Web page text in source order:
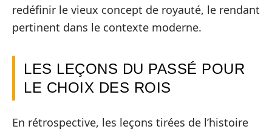
redéfinir le vieux concept de royauté, le rendant
pertinent dans le contexte moderne.
LES LEÇONS DU PASSÉ POUR
LE CHOIX DES ROIS
En rétrospective, les leçons tirées de l’histoire